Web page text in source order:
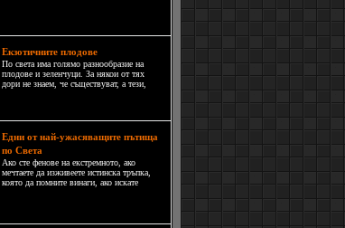
Екзотичните плодове
По света има голямо разнообразие на
плодове и зеленчуци. За някои от тях
дори не знаем, че съществуват, а тези,
намерите в България, но пък защо да н
Едни от най-ужасяващите пътища
по Света
Ако сте фенове на екстремното, ако
мечтаете да изживеете истинска тръпка,
която да помните винаги, ако искате
живее на ръба, имам